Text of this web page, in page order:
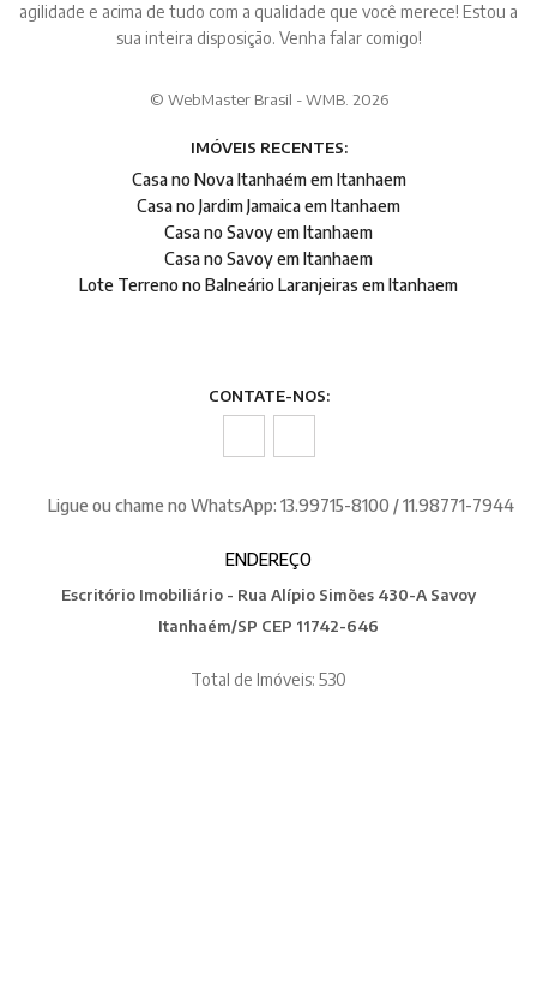
agilidade e acima de tudo com a qualidade que você merece! Estou a
sua inteira disposição. Venha falar comigo!
© WebMaster Brasil - WMB. 2026
IMÓVEIS RECENTES:
Casa no Nova Itanhaém em Itanhaem
Casa no Jardim Jamaica em Itanhaem
Casa no Savoy em Itanhaem
Casa no Savoy em Itanhaem
Lote Terreno no Balneário Laranjeiras em Itanhaem
CONTATE-NOS:
Ligue ou chame no WhatsApp: 13.99715-8100 / 11.98771-7944
ENDEREÇO
Escritório Imobiliário - Rua Alípio Simões 430-A Savoy
Itanhaém/SP CEP 11742-646
Total de Imóveis: 530